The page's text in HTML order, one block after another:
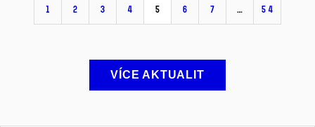
1 2 3 4 5 6 7 … 54
VÍCE AKTUALIT